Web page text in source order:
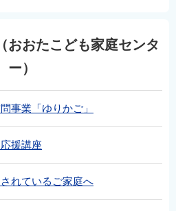
おおたこども家庭センタ
ー）
事業「ゆりかご」
援講座
れているご家庭へ